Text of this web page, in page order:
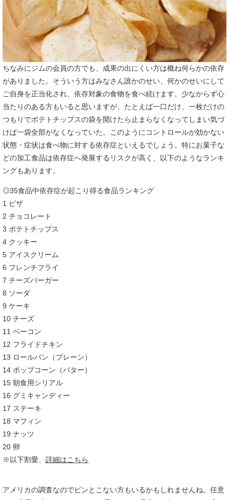
ちなみにジムの会員の方でも、成果の出にくい方は概ね何らかの依存
がありました。そういう方はみなさん誰かのせい、何かのせいにして
ご自身を正当化され、依存対象の食物を食べ続けます。少なからず心
当たりのある方もいると思いますが、たとえば一口だけ、一枚だけの
つもりでポテトチップスの袋を開けたら止まらなくなってしまい気づ
けば一袋全部がなくなっていた。このようにコントロールが効かない
状態・症状は食べ物に対する依存症といえるでしょう。特にお菓子な
どの加工食品は依存症へ発展するリスクが高く、以下のようなランキ
ングもあります。
◎35食品中依存症が起こり得る食品ランキング
1 ピザ
2 チョコレート
3 ポテトチップス
4 クッキー
5 アイスクリーム
6 フレンチフライ
7 チーズバーガー
8 ソーダ
9 ケーキ
10 チーズ
11 ベーコン
12 フライドチキン
13 ロールパン（プレーン）
14 ポップコーン（バター）
15 朝食用シリアル
16 グミキャンディー
17 ステーキ
18 マフィン
19 ナッツ
20 卵
※以下割愛、 詳細はこちら
アメリカの調査なのでピンとこない方もいるかもしれませんね。任意